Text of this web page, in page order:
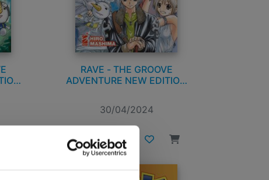
RAVE - THE GROOVE
ADVENTURE NEW EDITION
30/04/2024
€ 5,90